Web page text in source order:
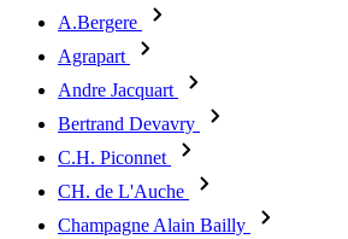
A.Bergere
Agrapart
Andre Jacquart
Bertrand Devavry
C.H. Piconnet
CH. de L'Auche
Champagne Alain Bailly